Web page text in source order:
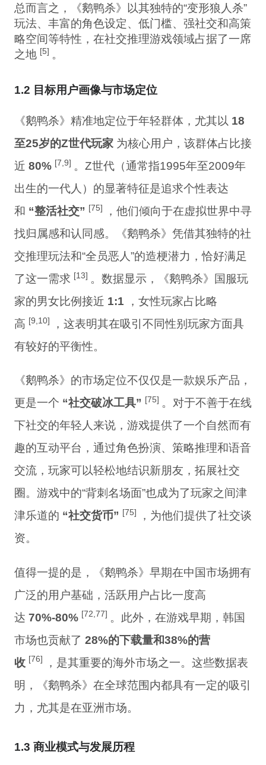
总而言之，《鹅鸭杀》以其独特的“变形狼人杀”
玩法、丰富的角色设定、低门槛、强社交和高策
略空间等特性，在社交推理游戏领域占据了一席
之地 [5] 。
1.2 目标用户画像与市场定位
《鹅鸭杀》精准地定位于年轻群体，尤其以 18
至25岁的Z世代玩家 为核心用户，该群体占比接
近 80% [7,9] 。Z世代（通常指1995年至2009年
出生的一代人）的显著特征是追求个性表达
和 “整活社交” [75]
，他们倾向于在虚拟世界中寻
找归属感和认同感。《鹅鸭杀》凭借其独特的社
交推理玩法和“全员恶人”的造梗潜力，恰好满足
了这一需求 [13] 。数据显示，《鹅鸭杀》国服玩
家的男女比例接近 1:1
，女性玩家占比略
高 [9,10]
，这表明其在吸引不同性别玩家方面具
有较好的平衡性。
《鹅鸭杀》的市场定位不仅仅是一款娱乐产品，
更是一个 “社交破冰工具” [75] 。对于不善于在线
下社交的年轻人来说，游戏提供了一个自然而有
趣的互动平台，通过角色扮演、策略推理和语音
交流，玩家可以轻松地结识新朋友，拓展社交
圈。游戏中的“背刺名场面”也成为了玩家之间津
津乐道的 “社交货币” [75]
，为他们提供了社交谈
资。
值得一提的是，《鹅鸭杀》早期在中国市场拥有
广泛的用户基础，活跃用户占比一度高
达 70%-80% [72,77] 。此外，在游戏早期，韩国
市场也贡献了 28%的下载量和38%的营
收 [76]
，是其重要的海外市场之一。这些数据表
明，《鹅鸭杀》在全球范围内都具有一定的吸引
力，尤其是在亚洲市场。
1.3 商业模式与发展历程